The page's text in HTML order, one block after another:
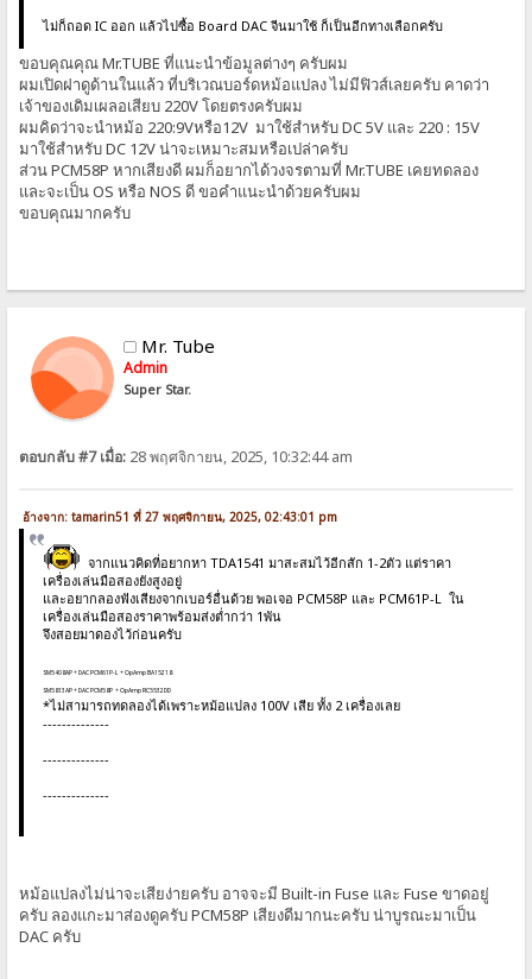
ไม่ก็ถอด IC ออก แล้วไปซื้อ Board DAC จีนมาใช้ ก็เป็นอีกทางเลือกครับ
ขอบคุณคุณ Mr.TUBE ที่แนะนำข้อมูลต่างๆ ครับผม
ผมเปิดฝาดูด้านในแล้ว ที่บริเวณบอร์ดหม้อแปลง ไม่มีฟิวส์เลยครับ คาดว่า
เจ้าของเดิมเผลอเสียบ 220V โดยตรงครับผม
ผมคิดว่าจะนำหม้อ 220:9Vหรือ12V มาใช้สำหรับ DC 5V และ 220 : 15V
มาใช้สำหรับ DC 12V น่าจะเหมาะสมหรือเปล่าครับ
ส่วน PCM58P หากเสียงดี ผมก็อยากได้วงจรตามที่ Mr.TUBE เคยทดลอง
และจะเป็น OS หรือ NOS ดี ขอคำแนะนำด้วยครับผม
ขอบคุณมากครับ
Mr. Tube
Admin
Super Star.
ตอบกลับ #7 เมื่อ: 28 พฤศจิกายน, 2025, 10:32:44 am
อ้างจาก: tamarin51 ที่ 27 พฤศจิกายน, 2025, 02:43:01 pm
จากแนวคิดที่อยากหา TDA1541 มาสะสมไว้อีกสัก 1-2ตัว แต่ราคา
เครื่องเล่นมือสองยังสูงอยู่
และอยากลองฟังเสียงจากเบอร์อื่นด้วย พอเจอ PCM58P และ PCM61P-L ใน
เครื่องเล่นมือสองราคาพร้อมส่งต่ำกว่า 1พัน
จึงสอยมาดองไว้ก่อนครับ
SM5408AP + DAC PCM61P-L + OpAmp BA15218
SM5813AP + DAC PCM58P + OpAmp RC5532DD
*ไม่สามารถทดลองได้เพราะหม้อแปลง 100V เสีย ทั้ง 2 เครื่องเลย
--------------
--------------
--------------
หม้อแปลงไม่น่าจะเสียง่ายครับ อาจจะมี Built-in Fuse และ Fuse ขาดอยู่
ครับ ลองแกะมาส่องดูครับ PCM58P เสียงดีมากนะครับ น่าบูรณะมาเป็น
DAC ครับ